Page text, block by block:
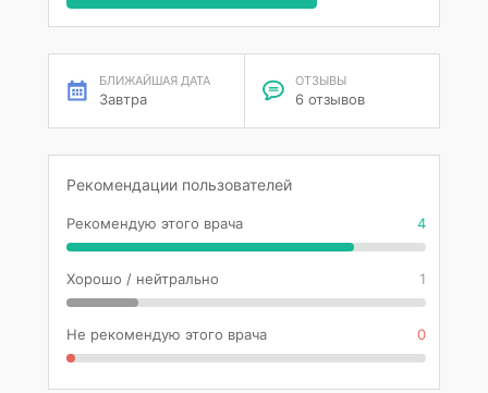
БЛИЖАЙШАЯ ДАТА
Завтра
ОТЗЫВЫ
6 отзывов
Рекомендации пользователей
Рекомендую этого врача 4
Хорошо / нейтрально 1
Не рекомендую этого врача 0